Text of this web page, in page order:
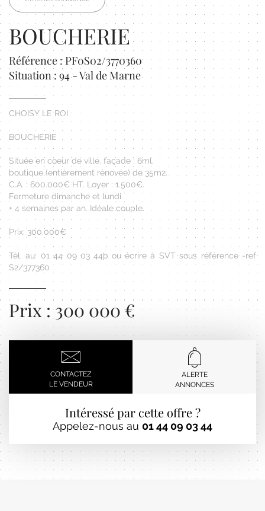
BOUCHERIE
Référence : PF0S02/3770360
Situation : 94 - Val de Marne
CHOISY LE ROI
BOUCHERIE
Située en coeur de ville. façade : 6ml,
boutique (entièrement rénovée) de 35m2.
C.A. : 600.000€ HT. Loyer : 1.500€.
Fermeture dimanche et lundi
+ 4 semaines par an. Idéale couple.
Prix: 300.000€
Tél. au: 01 44 09 03 44þ ou écrire à SVT sous référence -ref
S2/377360
Prix : 300 000 €
CONTACTEZ
LE VENDEUR
ALERTE
ANNONCES
Intéressé par cette offre ?
Appelez-nous au 01 44 09 03 44